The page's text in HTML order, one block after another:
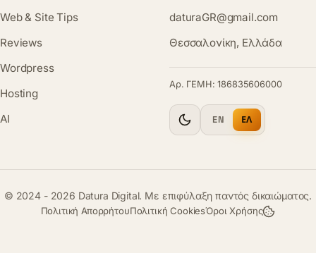
Web & Site Tips
Reviews
Wordpress
Hosting
AI
daturaGR@gmail.com
Θεσσαλονίκη, Ελλάδα
Αρ. ΓΕΜΗ: 186835606000
EN ΕΛ
© 2024 - 2026 Datura Digital. Με επιφύλαξη παντός δικαιώματος.
Πολιτική ΑπορρήτουΠολιτική CookiesΌροι Χρήσης